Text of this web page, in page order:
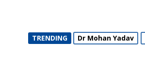
TRENDING Dr Mohan Yadav